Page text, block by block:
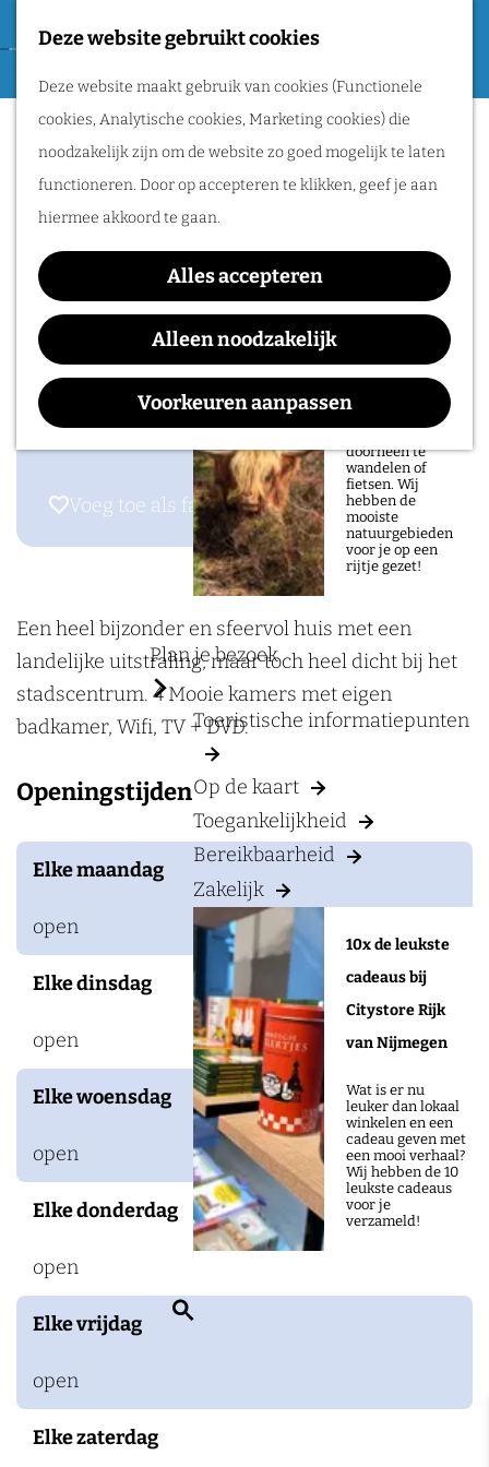
Deze website gebruikt cookies
Deze website maakt gebruik van cookies (Functionele
cookies, Analytische cookies, Marketing cookies) die
noodzakelijk zijn om de website zo goed mogelijk te laten
functioneren. Door op accepteren te klikken, geef je aan
hiermee akkoord te gaan.
Alles accepteren
Alleen noodzakelijk
Voorkeuren aanpassen
a
F
a
v
o
r
i
e
e
M
e
n
u
Routes
Wandelen
Fietsen
Routeplanner
Natuurgebieden
in het Rijk van
natuur in het Rijk
van Nijmegen is
doorheen te
wandelen of
fietsen. Wij
hebben de
mooiste
natuurgebieden
voor je op een
rijtje gezet!
Plan je bezoek
Toeristische informatiepunten
Op de kaart
Toegankelijkheid
Bereikbaarheid
Zakelijk
10x de leukste
cadeaus bij
Citystore Rijk
van Nijmegen
Wat is er nu
leuker dan lokaal
winkelen en een
cadeau geven met
een mooi verhaal?
Wij hebben de 10
leukste cadeaus
voor je
verzameld!
k
B&B WestZijde
Contact
B&B WestZijde
Graafseweg 126
6531 ZTNIJMEGEN
Plan je routen
a
a
r
B
&
B
W
e
s
t
Z
i
j
d
e
Voeg toe als favoriet
Voeg toe als favoriet
Een heel bijzonder en sfeervol huis met een
landelijke uitstraling, maar toch heel dicht bij het
stadscentrum. 4 Mooie kamers met eigen
badkamer, Wifi, TV + DVD.
Openingstijden
Elke maandag
open
Elke dinsdag
open
Elke woensdag
open
Elke donderdag
open
Elke vrijdag
open
Elke zaterdag